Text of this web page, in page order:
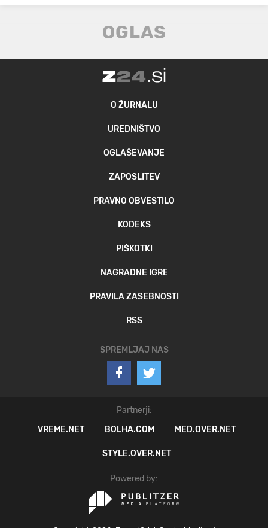
O ŽURNALU
UREDNIŠTVO
OGLAŠEVANJE
ZAPOSLITEV
PRAVNO OBVESTILO
KODEKS
PIŠKOTKI
NAGRADNE IGRE
PRAVILA ZASEBNOSTI
RSS
SPREMLJAJ NAS
Partnerji:
VREME.NET
BOLHA.COM MED.OVER.NET
STYLE.OVER.NET
Powered by: